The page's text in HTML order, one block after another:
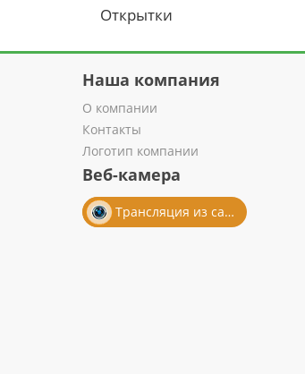
Открытки
Наша компания
О компании
Контакты
Логотип компании
Веб-камера
Трансляция из салона